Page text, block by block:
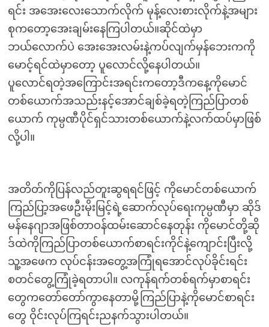
ရင်း အအေးလေးသောက်လိုက် မုန့်လေးစားလိုက်နဲ့အများ
စုကတော့အေးချမ်းနေကြပါတယ်။ဆိုင်ထဲမှာ
ဘယ်လောက်ပဲ အေးအေးလမ်းနဲ့ကပ်လျက်မှန်ဘေးကကို
မောင့်ရင်ထဲမှာတော့ ပူလောင်လို့နေပါတယ်။
ပူလောင်ရတဲ့အကြောင်းအရင်းကတော့ဒီကနေ့ကိုမောင်
တစ်ယောက်အသည်းနင့်အောင်ချစ်ခဲ့ရတဲ့ကြည်ပြာတစ်
ယောက် ကုမ္ပဏီပိုင်ရှင်သားတစ်ယောက်နဲ့လက်ထပ်မှာဖြစ်
လို့ပါ။
အတိတ်ကိုပြန်လည်တူးဆွရရင်ဖြင့် ကိုမောင်တစ်ယောက်
ကြည်ပြာ့အဖေဦးမိုးမြင့်ရဲ့ဆောက်လုပ်ရေးကုမ္ပဏီမှာ ဆိုဒ်
မန်နေဂျာအဖြစ်တာဝန်ထမ်းဆောင်နေတုန်း ကိုမောင်တို့ဆို
ဒ်ထဲကိုကြည်ပြာတစ်ယောက်စာရင်းကိုင်နဲ့ကျောင်းပြီးလို့
သူ့အဖေက လုပ်ငန်းအတွေ့အကြုံရအောင်လုပ်ခိုင်းရင်း
စတင်တွေ့ကြုံခဲ့ရတာပါ။ လကုန်ရက်တစ်ရက်မှာစာရင်း
တွေကတော်တော်ကွာနေတာမို့ကြည်ပြာနဲ့ကိုမောင်စာရင်း
တွေ ဝိုင်းလုပ်ကြရင်းညနက်သွားပါတယ်။